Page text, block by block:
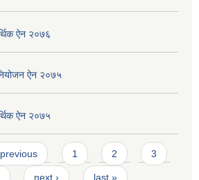
ऐन २०७६
ऐन २०७५
ऐन २०७५
previous 1 2 3
next › last »